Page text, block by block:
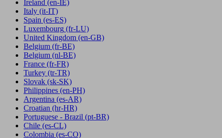
Ireland (en-IE)
Italy (it-IT)
Spain (es-ES)
Luxembourg (fr-LU)
United Kingdom (en-GB)
Belgium (fr-BE)
Belgium (nl-BE)
France (fr-FR)
Turkey (tr-TR)
Slovak (sk-SK)
Philippines (en-PH)
Argentina (es-AR)
Croatian (hr-HR)
Portuguese - Brazil (pt-BR)
Chile (es-CL)
Colombia (es-CO)